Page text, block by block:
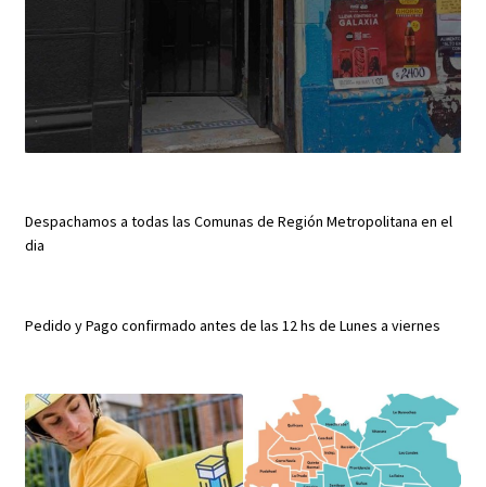
Despachamos a todas las Comunas de Región Metropolitana en el
dia
Pedido y Pago confirmado antes de las 12 hs de Lunes a viernes